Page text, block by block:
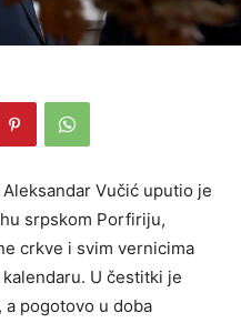
Vučić uputio je
srpskom Porfiriju,
crkve i svim vernicima
U čestitki je
a pogotovo u doba